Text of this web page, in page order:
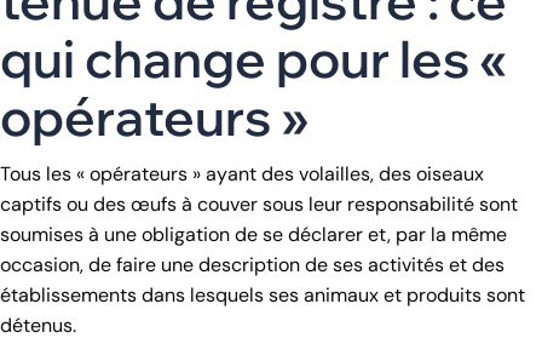
qui change pour les «
opérateurs »
Tous les « opérateurs » ayant des volailles, des oiseaux
captifs ou des œufs à couver sous leur responsabilité sont
soumises à une obligation de se déclarer et, par la même
occasion, de faire une description de ses activités et des
établissements dans lesquels ses animaux et produits sont
détenus.